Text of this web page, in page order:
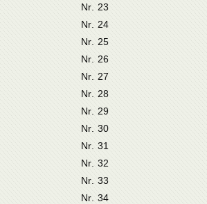
Nr. 23
Nr. 24
Nr. 25
Nr. 26
Nr. 27
Nr. 28
Nr. 29
Nr. 30
Nr. 31
Nr. 32
Nr. 33
Nr. 34